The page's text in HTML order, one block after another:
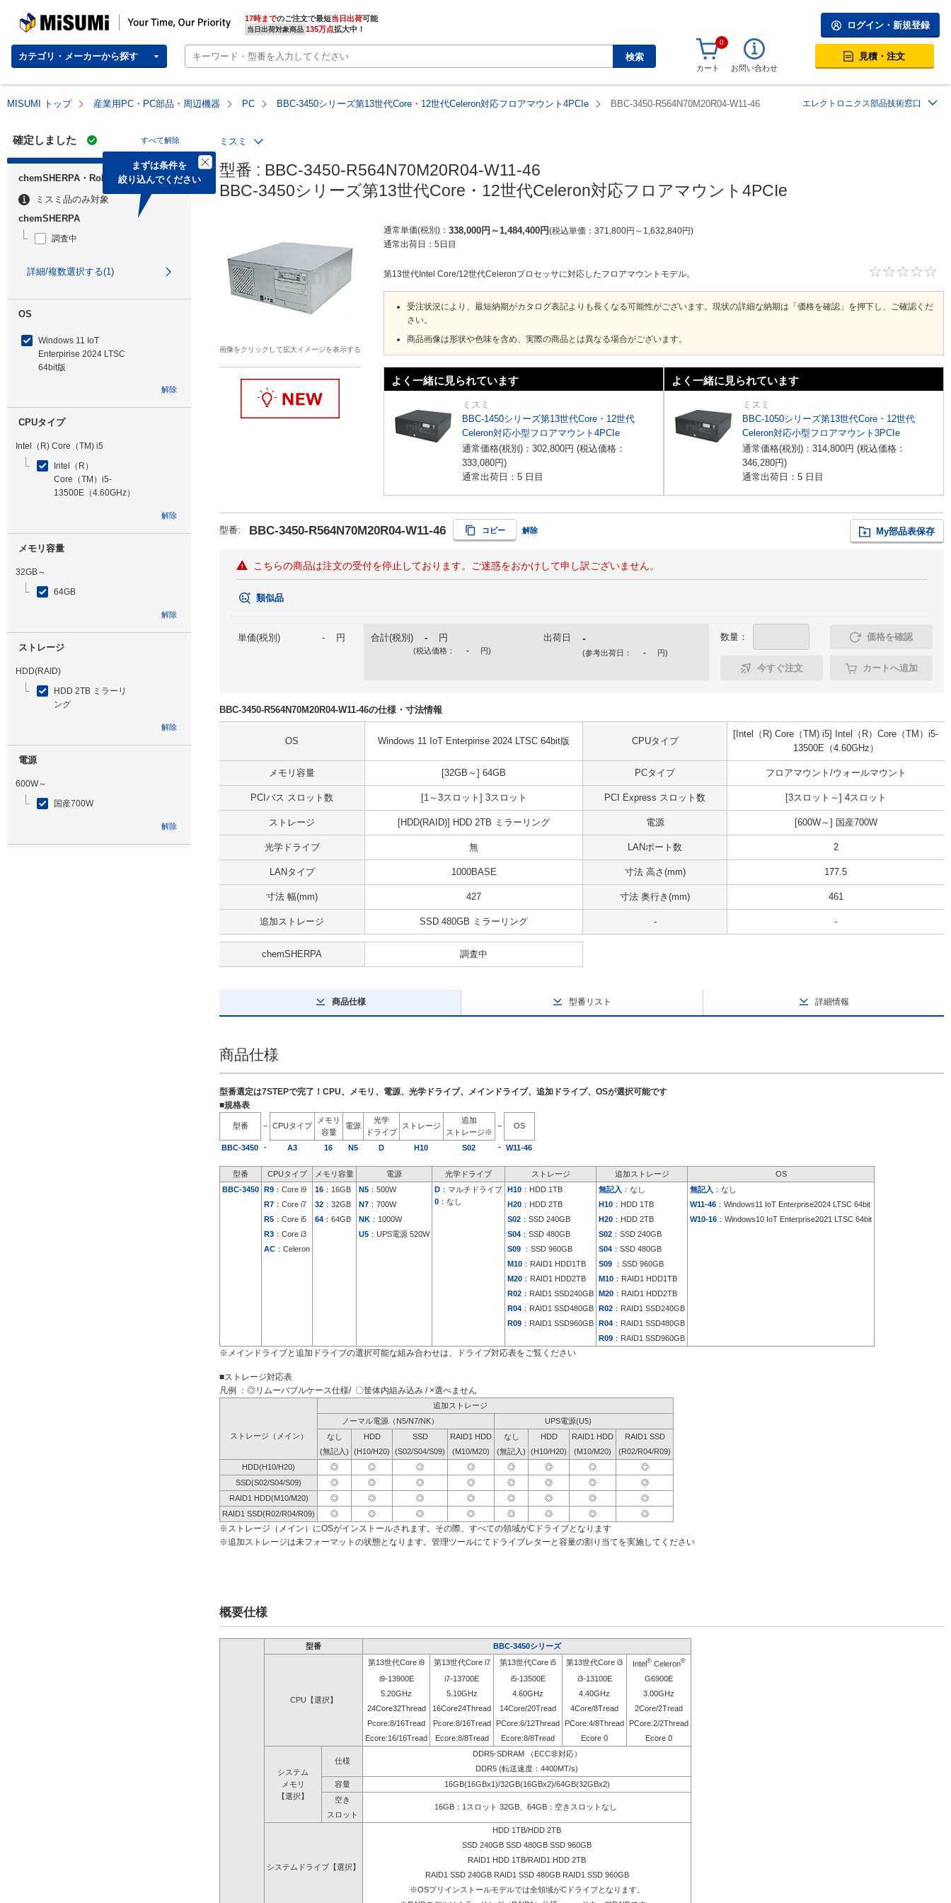
MISUMI | Your Time, Our Priority 17時までのご注文で最短当日出荷
当日出荷対象商品 135万点拡大中！
カテゴリ・メーカーから探す 検索
ログイン・新規登録
0
カート お問い合わせ
見積・注文
MISUMI トップ 産業用PC・PC部品・周辺機器 PC BBC-3450シリーズ第13世代Core・12世代Celeron対応フロアマウント4PCIe BBC-3450-R564N70M20R04-W11-46 エレクトロニクス部品技術窓口
確定しました すべて解除
まずは条件を
絞り込んでください
chemSHERPA・RoHS
ミスミ品のみ対象
chemSHERPA
調査中
詳細/複数選択する(1)
OS
Windows 11 IoT
Enterpirise 2024 LTSC
64bit版
解除
CPUタイプ
Intel（R) Core（TM) i5
Intel（R）
Core（TM）i5-
13500E（4.60GHz）
解除
メモリ容量
32GB～
64GB
解除
ストレージ
HDD(RAID)
HDD 2TB ミラーリ
ング
解除
電源
600W～
国産700W
解除
ミスミ
型番 : BBC-3450-R564N70M20R04-W11-46
BBC-3450シリーズ第13世代Core・12世代Celeron対応フロアマウント4PCIe
画像をクリックして拡大イメージを表示する
通常単価(税別) 338,000円 ～1,484,400円 税込単価 371,800円 ～ 1,632,840円
通常出荷日： 5日目
第13世代Intel Core/12世代Celeronプロセッサに対応したフロアマウントモデル。
受注状況により、最短納期がカタログ表記よりも長くなる可能性がございます。現状の詳細な納期は「価格を確認」を押下し、ご確認くだ
さい。
商品画像は形状や色味を含め、実際の商品とは異なる場合がございます。
よく一緒に見られています
ミスミ
BBC-1450シリーズ第13世代Core・12世代
Celeron対応小型フロアマウント4PCIe
通常価格(税別)： 302,800円 (税込価格：
333,080円)
通常出荷日：5 日目
よく一緒に見られています
ミスミ
BBC-1050シリーズ第13世代Core・12世代
Celeron対応小型フロアマウント3PCIe
通常価格(税別)： 314,800円 (税込価格：
346,280円)
通常出荷日：5 日目
型番: BBC-3450-R564N70M20R04-W11-46 コピー 解除 My部品表保存
こちらの商品は注文の受付を停止しております。ご迷惑をおかけして申し訳ございません。
類似品
単価(税別) - 円 合計(税別) - 円
(税込価格： - 円)
出荷日 -
(参考出荷日： - 円)
数量： 価格を確認
今すぐ注文 カートへ追加
BBC-3450-R564N70M20R04-W11-46の仕様・寸法情報
OS Windows 11 IoT Enterpirise 2024 LTSC 64bit版 CPUタイプ
[Intel（R) Core（TM) i5] Intel（R）Core（TM）i5-
13500E（4.60GHz）
メモリ容量 [32GB～] 64GB PCタイプ フロアマウント/ウォールマウント
PCIバス スロット数 [1～3スロット] 3スロット PCI Express スロット数 [3スロット～] 4スロット
ストレージ [HDD(RAID)] HDD 2TB ミラーリング 電源 [600W～] 国産700W
光学ドライブ 無 LANポート数 2
LANタイプ 1000BASE 寸法 高さ(mm) 177.5
寸法 幅(mm) 427 寸法 奥行き(mm) 461
追加ストレージ SSD 480GB ミラーリング - -
chemSHERPA 調査中
商品仕様 型番リスト 詳細情報
商品仕様
型番選定は7STEPで完了！CPU、メモリ、電源、光学ドライブ、メインドライブ、追加ドライブ、OSが選択可能です
■規格表
型番 − CPUタイプ
メモリ
容量
電源
光学
ドライブ
ストレージ
追加
ストレージ※
− OS
BBC-3450 - A3 16 N5 D H10 S02 - W11-46
型番 CPUタイプ メモリ容量 電源 光学ドライブ ストレージ 追加ストレージ
OS
BBC-3450 R9 ：Core i9 16 ：16GB N5 ：500W D ：マルチドライブ
0 ：なし
H10 ：HDD 1TB 無記入 ：なし 無記入 ：なし
R7 ：Core i7 32 ：32GB N7 ：700W H20 ：HDD 2TB H10 ：HDD 1TB W11-46 ：Windows11 IoT Enterprise2024 LTSC 64bit
R5 ：Core i5 64 ：64GB NK ：1000W S02 ：SSD 240GB H20 ：HDD 2TB W10-16 ：Windows10 IoT Enterprise2021 LTSC 64bit
R3 ：Core i3 U5 ：UPS電源 520W S04 ：SSD 480GB S02 ：SSD 240GB
AC ：Celeron S09 ：SSD 960GB S04 ：SSD 480GB
M10 ：RAID1 HDD1TB S09 ：SSD 960GB
M20 ：RAID1 HDD2TB M10 ：RAID1 HDD1TB
R02 ：RAID1 SSD240GB M20 ：RAID1 HDD2TB
R04 ：RAID1 SSD480GB R02 ：RAID1 SSD240GB
R09 ：RAID1 SSD960GB R04 ：RAID1 SSD480GB
R09 ：RAID1 SSD960GB
※メインドライブと追加ドライブの選択可能な組み合わせは、ドライブ対応表をご覧ください
■ストレージ対応表
凡例 ：◎リムーバブルケース仕様/ 〇筐体内組み込み / ×選べません
追加ストレージ
ノーマル電源（N5/N7/NK）
UPS電源(U5)
ストレージ（メイン）
なし HDD SSD RAID1 HDD なし HDD RAID1 HDD
RAID1 SSD
(無記入)
(H10/H20) (S02/S04/S09) (M10/M20) (無記入) (H10/H20) (M10/M20)
(R02/R04/R09)
HDD(H10/H20)
◎ ◎ ◎ ◎ ◎ ◎ ◎
◎
SSD(S02/S04/S09)
◎ ◎ ◎ ◎ ◎ ◎ ◎
◎
RAID1 HDD(M10/M20)
◎ ◎ ◎ ◎ ◎ ◎ ◎
◎
RAID1 SSD(R02/R04/R09)
◎ ◎ ◎ ◎ ◎ ◎ ◎ ◎
※ストレージ（メイン）にOSがインストールされます。その際、すべての領域がCドライブとなります
※追加ストレージは未フォーマットの状態となります。管理ツールにてドライブレターと容量の割り当てを実施してください
概要仕様
型番 BBC-3450シリーズ
CPU【選択】
第13世代Core i9 第13世代Core i7 第13世代Core i5 第13世代Core i3 Intel®Celeron®
i9-13900E i7-13700E i5-13500E i3-13100E
G6900E
5.20GHz
5.10GHz 4.60GHz 4.40GHz
3.00GHz
24Core32Thread
16Core24Thread 14Core/20Tread 4Core/8Tread
2Core/2Tread
Pcore:8/16Tread
Pcore:8/16Tread PCore:6/12Thread PCore:4/8Thread
PCore:2/2Thread
Ecore:16/16Tread
Ecore:8/8Tread Ecore:8/8Tread Ecore 0 Ecore 0
システム
メモリ
【選択】
仕様
DDR5-SDRAM （ECC非対応）
DDR5 (転送速度：4400MT/s)
容量
16GB(16GBx1)/32GB(16GBx2)/64GB(32GBx2)
空き
16GB：1スロット 32GB、64GB：空きスロットなし
スロット
システムドライブ【選択】
HDD 1TB/HDD 2TB
SSD 240GB SSD 480GB SSD 960GB
RAID1 HDD 1TB/RAID1 HDD 2TB
RAID1 SSD 240GB RAID1 SSD 480GB RAID1 SSD 960GB
※OSプリインストールモデルでは全領域がCドライブとなります。